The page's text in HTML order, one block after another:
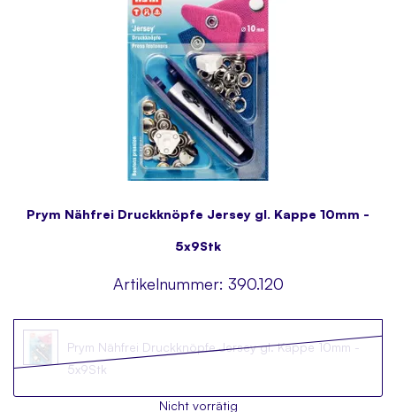
Prym Nähfrei Druckknöpfe Jersey gl. Kappe 10mm -
5x9Stk
Artikelnummer: 390.120
Prym Nähfrei Druckknöpfe Jersey gl. Kappe 10mm -
5x9Stk
Nicht vorrätig